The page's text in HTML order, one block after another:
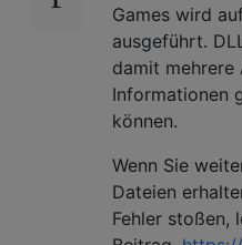
Games wird
ausgeführt.
damit mehrere
Informationen
können.
Wenn Sie
Dateien
Fehler stoßen,